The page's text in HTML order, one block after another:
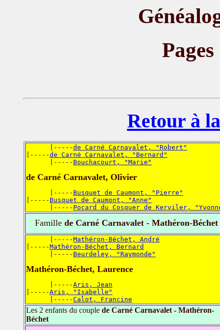
Retour à
      |-----
de Carné Carnavalet, "Robert"
|-----de Carné Carnavalet, "Bernard"
      |-----
Bouchacourt, "Marie"
de Carné Carnavalet, Olivier
      |-----
Busquet de Caumont, "Pierre"
|----- Busquet de Caumont, "Anne"
      |-----
Pocard du Cosquer de Kerviler,
Famillede Carné Carnavalet - Mathéron-Béchet
      |-----
Mathéron-Béchet, André
|-----Mathéron-Béchet, Bernard
      |-----
Beurdeley, "Raymonde"
Mathéron-Béchet, Laurence
      |-----
Aris, Jean
|-----Aris, "Isabelle"
      |-----
Calot, Francine
Les 2 enfants du couple de Carné Carnavalet - Mathéron-
Béchet